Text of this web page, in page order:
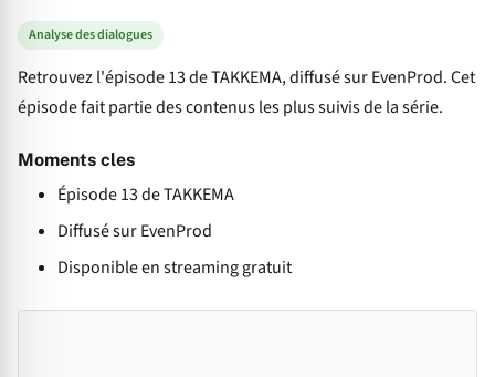
Analyse des dialogues
Retrouvez l'épisode 13 de TAKKEMA, diffusé sur EvenProd. Cet
épisode fait partie des contenus les plus suivis de la série.
Moments cles
Épisode 13 de TAKKEMA
Diffusé sur EvenProd
Disponible en streaming gratuit